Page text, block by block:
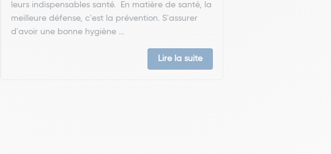
leurs indispensables santé. En matière de santé, la
meilleure défense, c'est la prévention. S'assurer
d'avoir une bonne hygiène ...
Lire la suite